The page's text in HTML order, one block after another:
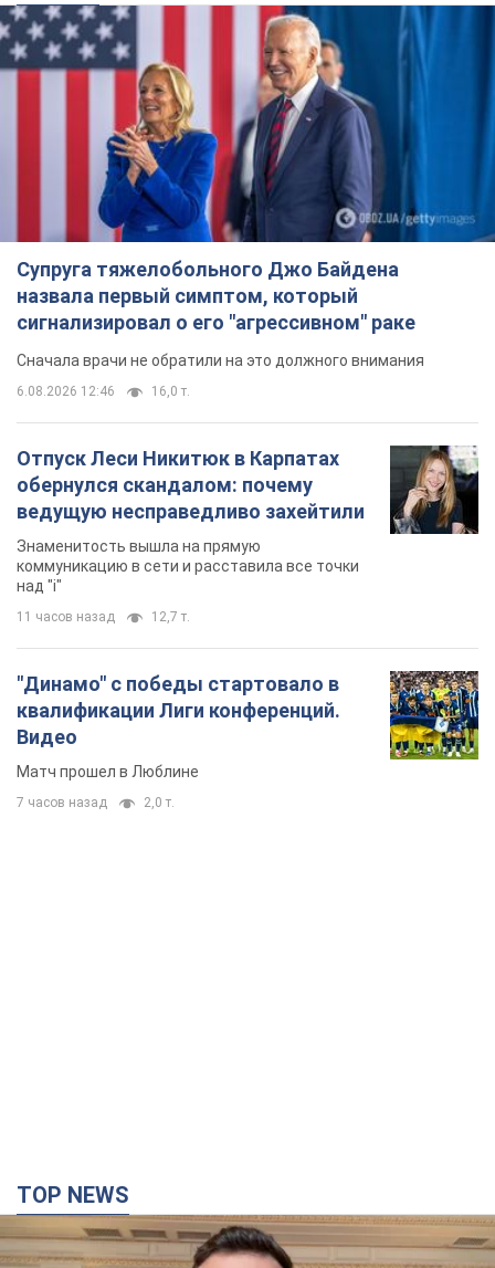
Супруга тяжелобольного Джо Байдена
назвала первый симптом, который
сигнализировал о его "агрессивном" раке
Сначала врачи не обратили на это должного внимания
6.08.2026 12:46 16,0 т.
Отпуск Леси Никитюк в Карпатах
обернулся скандалом: почему
ведущую несправедливо захейтили
Знаменитость вышла на прямую
коммуникацию в сети и расставила все точки
над "i"
11 часов назад 12,7 т.
"Динамо" с победы стартовало в
квалификации Лиги конференций.
Видео
Матч прошел в Люблине
7 часов назад 2,0 т.
TOP NEWS